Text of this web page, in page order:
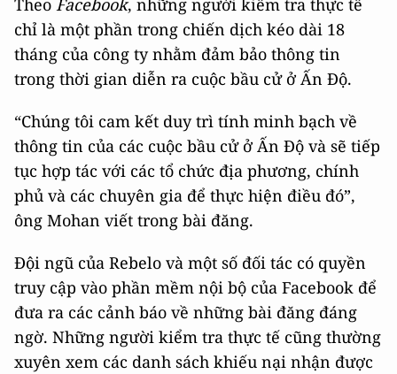
Theo Facebook, những người kiểm tra thực tế
chỉ là một phần trong chiến dịch kéo dài 18
tháng của công ty nhằm đảm bảo thông tin
trong thời gian diễn ra cuộc bầu cử ở Ấn Độ.
“Chúng tôi cam kết duy trì tính minh bạch về
thông tin của các cuộc bầu cử ở Ấn Độ và sẽ tiếp
tục hợp tác với các tổ chức địa phương, chính
phủ và các chuyên gia để thực hiện điều đó”,
ông Mohan viết trong bài đăng.
Đội ngũ của Rebelo và một số đối tác có quyền
truy cập vào phần mềm nội bộ của Facebook để
đưa ra các cảnh báo về những bài đăng đáng
ngờ. Những người kiểm tra thực tế cũng thường
xuyên xem các danh sách khiếu nại nhận được